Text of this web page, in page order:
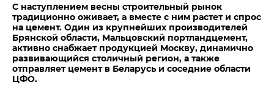
С наступлением весны строительный рынок
традиционно оживает, а вместе с ним растет и спрос
на цемент. Один из крупнейших производителей
Брянской области, Мальцовский портландцемент,
активно снабжает продукцией Москву, динамично
развивающийся столичный регион, а также
отправляет цемент в Беларусь и соседние области
ЦФО.
Служба доверия